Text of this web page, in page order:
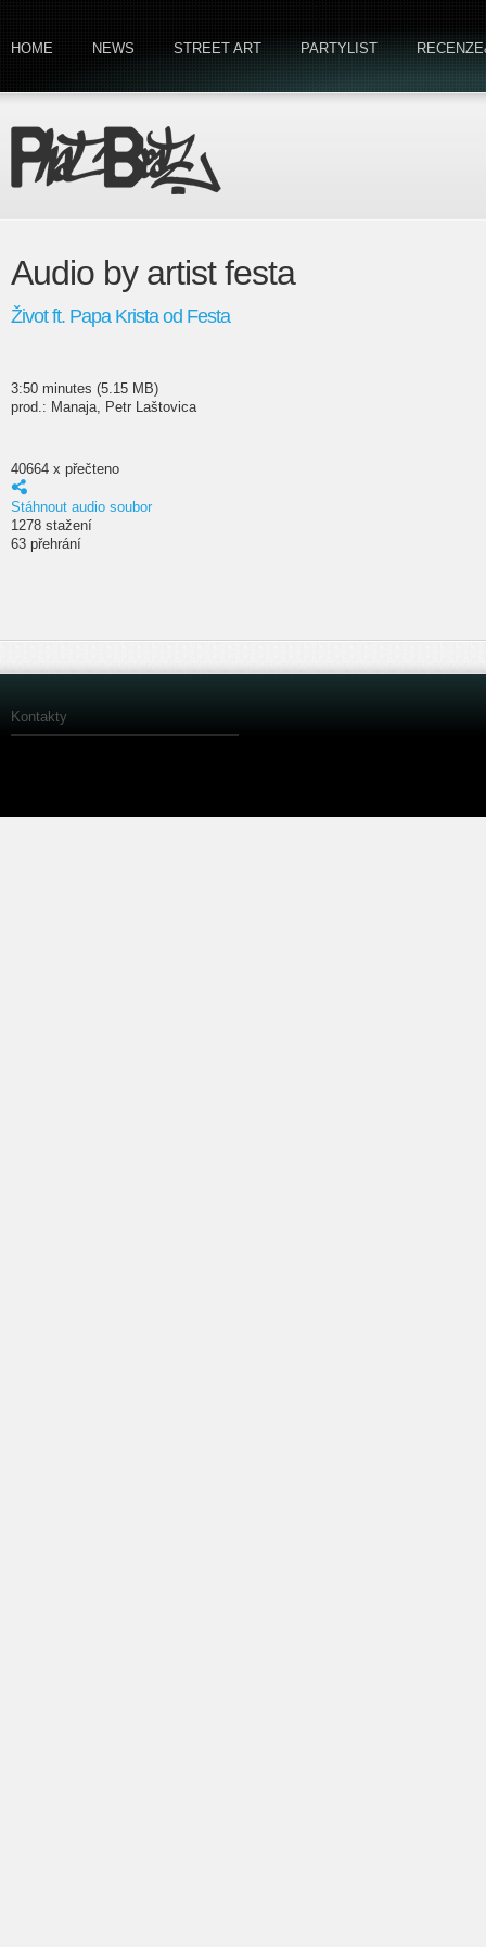
HOME NEWS STREET ART PARTYLIST
Audio by artist festa
Život ft. Papa Krista od Festa
3:50 minutes (5.15 MB)
prod.: Manaja, Petr Laštovica
40664 x přečteno
Stáhnout audio soubor
1278 stažení
63 přehrání
Kontakty